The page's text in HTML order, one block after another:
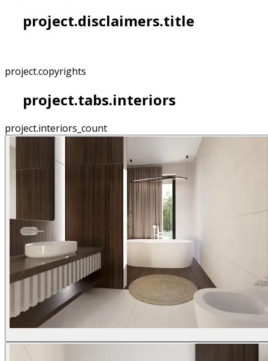
project.disclaimers.title
project.copyrights
project.tabs.interiors
project.interiors_count